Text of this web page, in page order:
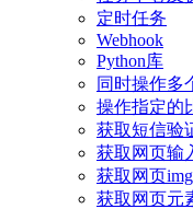
定时任务
Webhook
Python库
同时操作多
操作指定的
获取短信验
获取网页输
获取网页
获取网页元